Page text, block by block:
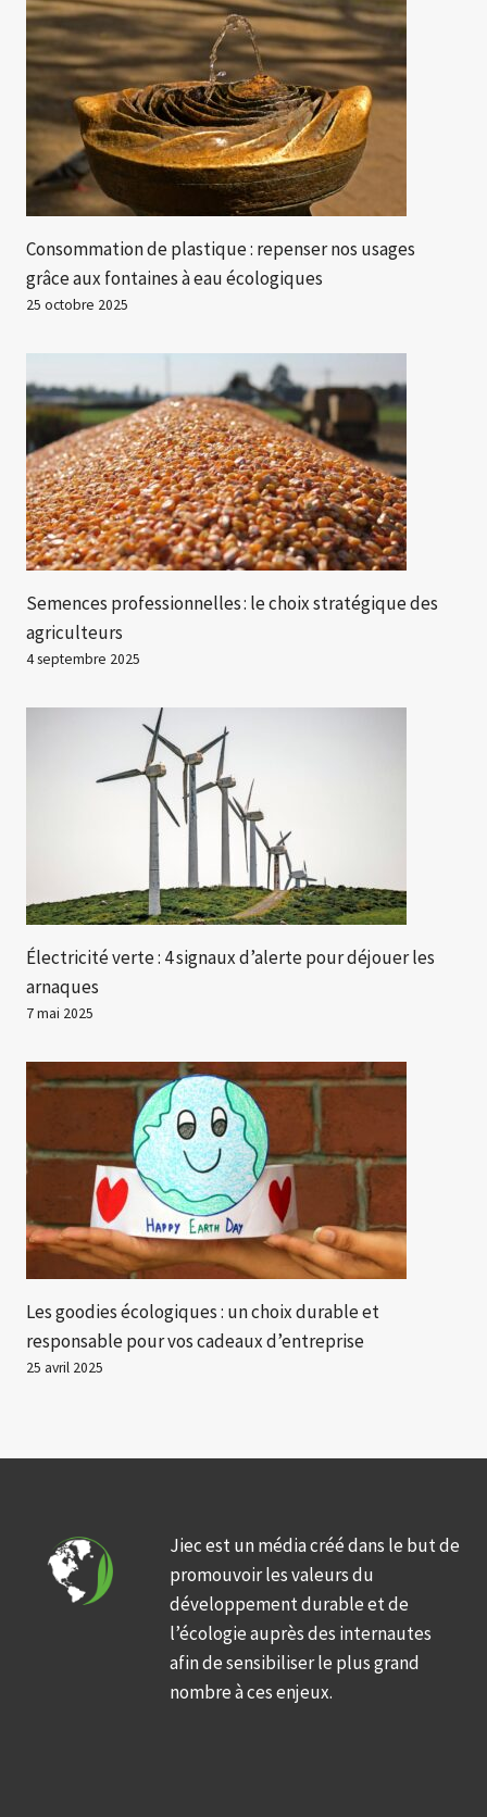
Consommation de plastique : repenser nos usages
grâce aux fontaines à eau écologiques
25 octobre 2025
Semences professionnelles : le choix stratégique des
agriculteurs
4 septembre 2025
Électricité verte : 4 signaux d’alerte pour déjouer les
arnaques
7 mai 2025
Les goodies écologiques : un choix durable et
responsable pour vos cadeaux d’entreprise
25 avril 2025
Jiec est un média créé dans le but de
promouvoir les valeurs du
développement durable et de
l’écologie auprès des internautes
afin de sensibiliser le plus grand
nombre à ces enjeux.